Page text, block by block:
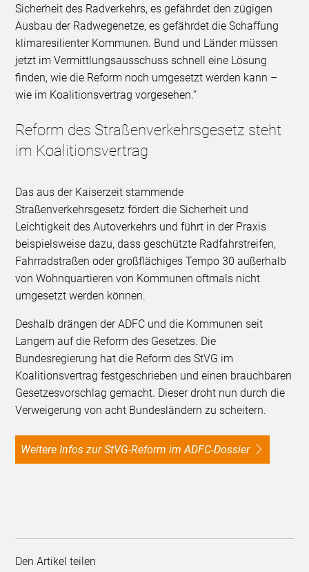
Sicherheit des Radverkehrs, es gefährdet den zügigen
Ausbau der Radwegenetze, es gefährdet die Schaffung
klimaresilienter Kommunen. Bund und Länder müssen
jetzt im Vermittlungsausschuss schnell eine Lösung
finden, wie die Reform noch umgesetzt werden kann –
wie im Koalitionsvertrag vorgesehen.“
Reform des Straßenverkehrsgesetz steht
im Koalitionsvertrag
Das aus der Kaiserzeit stammende
Straßenverkehrsgesetz fördert die Sicherheit und
Leichtigkeit des Autoverkehrs und führt in der Praxis
beispielsweise dazu, dass geschützte Radfahrstreifen,
Fahrradstraßen oder großflächiges Tempo 30 außerhalb
von Wohnquartieren von Kommunen oftmals nicht
umgesetzt werden können.
Deshalb drängen der ADFC und die Kommunen seit
Langem auf die Reform des Gesetzes. Die
Bundesregierung hat die Reform des StVG im
Koalitionsvertrag festgeschrieben und einen brauchbaren
Gesetzesvorschlag gemacht. Dieser droht nun durch die
Verweigerung von acht Bundesländern zu scheitern.
Weitere Infos zur StVG-Reform im ADFC-Dossier
Den Artikel teilen